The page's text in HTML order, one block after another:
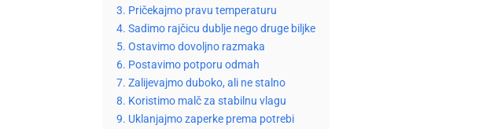
3. Pričekajmo pravu temperaturu
4. Sadimo rajčicu dublje nego druge biljke
5. Ostavimo dovoljno razmaka
6. Postavimo potporu odmah
7. Zalijevajmo duboko, ali ne stalno
8. Koristimo malč za stabilnu vlagu
9. Uklanjajmo zaperke prema potrebi